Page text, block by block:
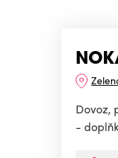
Dovoz,
-